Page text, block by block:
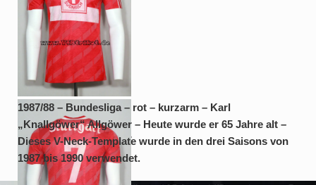
1987/88 – Bundesliga –
rot – kurzarm – Karl
„Knallgöwer“ Allgöwer
1987/88 – Bundesliga – rot – kurzarm – Karl
„Knallgöwer“ Allgöwer – Heute wurde er 65 Jahre alt –
Dieses V-Neck-Template wurde in den drei Saisons von
1987 bis 1990 verwendet.